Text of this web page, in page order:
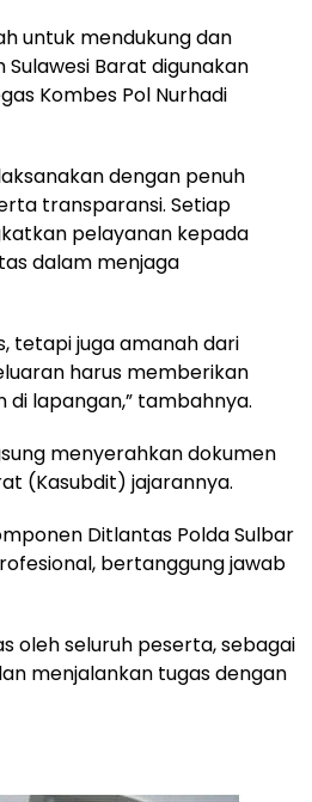
untuk mendukung dan
Sulawesi Barat digunakan
Kombes Pol Nurhadi
dengan penuh
transparansi. Setiap
pelayanan kepada
dalam menjaga
tetapi juga amanah dari
harus memberikan
lapangan,” tambahnya.
menyerahkan dokumen
(Kasubdit) jajarannya.
Ditlantas Polda Sulbar
bertanggung jawab
oleh seluruh peserta, sebagai
menjalankan tugas dengan